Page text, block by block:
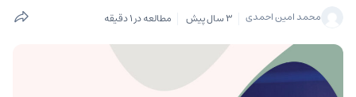
محمد امین احمدی 3 سال پیش مطالعه در 1 دقیقه